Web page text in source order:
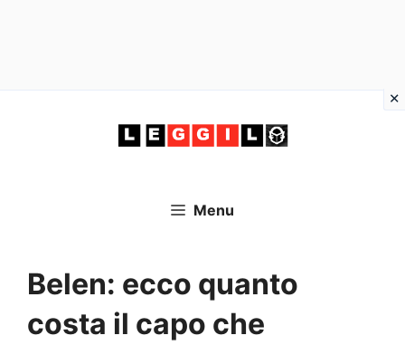
Menu
Belen: ecco quanto
costa il capo che